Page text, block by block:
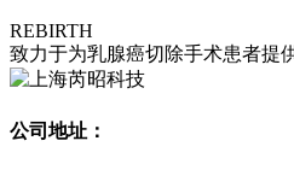
REBIRTH
致力于为乳腺癌切除手术患者提
公司地址：